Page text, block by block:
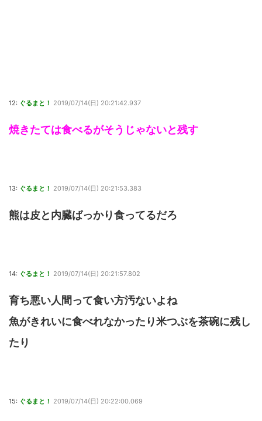
12: ぐるまと！ 2019/07/14(日) 20:21:42.937
焼きたては食べるがそうじゃないと残す
13: ぐるまと！ 2019/07/14(日) 20:21:53.383
熊は皮と内臓ばっかり食ってるだろ
14: ぐるまと！ 2019/07/14(日) 20:21:57.802
育ち悪い人間って食い方汚ないよね
魚がきれいに食べれなかったり米つぶを茶碗に残し
たり
15: ぐるまと！ 2019/07/14(日) 20:22:00.069